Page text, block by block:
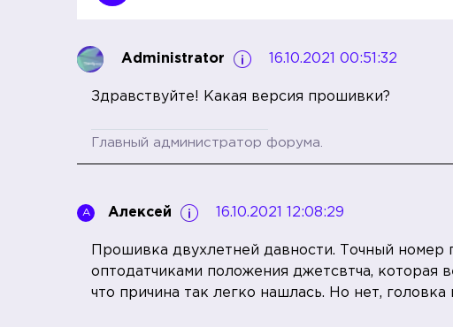
Administrator 16.10.2021 00:51:32
Здравствуйте! Какая версия прошивки?
Главный администратор форума.
А Алексей 16.10.2021 12:08:29
Прошивка двухлетней давности. Точный номер
оптодатчиками положения джетсвтча, которая
что причина так легко нашлась. Но нет,